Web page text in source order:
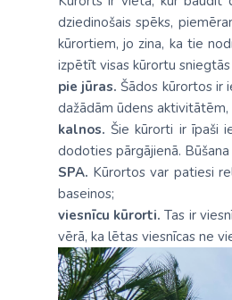
dziedinošais spēks,
kūrortiem, jo zina, ka tie
izpētīt visas kūrortu
pie jūras. Šādos kūrortos ir
dažādām ūdens
kalnos. Šie kūrorti ir īpaši
dodoties pārgājienā.
SPA. Kūrortos var patiesi
baseinos;
viesnīcu kūrorti. Tas ir
vērā, ka lētas viesnīcas ne